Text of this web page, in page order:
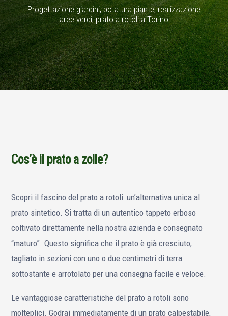
Progettazione giardini, potatura piante, realizzazione
aree verdi, prato a rotoli a Torino